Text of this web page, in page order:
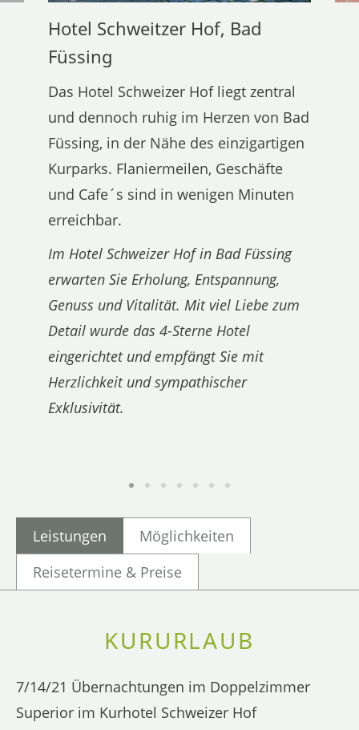
Hotel Schweitzer Hof, Bad
Füssing
Das Hotel Schweizer Hof liegt zentral
und dennoch ruhig im Herzen von Bad
Füssing, in der Nähe des einzigartigen
Kurparks. Flaniermeilen, Geschäfte
und Cafe´s sind in wenigen Minuten
erreichbar.
Im Hotel Schweizer Hof in Bad Füssing
erwarten Sie Erholung, Entspannung,
Genuss und Vitalität. Mit viel Liebe zum
Detail wurde das 4-Sterne Hotel
eingerichtet und empfängt Sie mit
Herzlichkeit und sympathischer
Exklusivität.
Leistungen
Möglichkeiten
Reisetermine & Preise
KURURLAUB
7/14/21 Übernachtungen im Doppelzimmer
Superior im Kurhotel Schweizer Hof